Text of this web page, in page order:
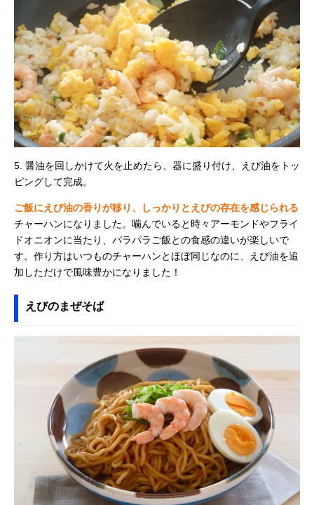
5. 醤油を回しかけて火を止めたら、器に盛り付け、えび油をトッ
ピングして完成。
ご飯にえび油の香りが移り、しっかりとえびの存在を感じられる
チャーハンになりました。噛んでいると時々アーモンドやフライ
ドオニオンに当たり、パラパラご飯との食感の違いが楽しいで
す。作り方はいつものチャーハンとほぼ同じなのに、えび油を追
加しただけで風味豊かになりました！
えびのまぜそば